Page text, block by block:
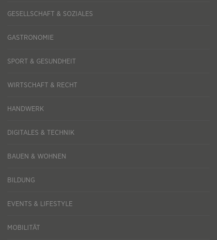
GESELLSCHAFT & SOZIALES
GASTRONOMIE
SPORT & GESUNDHEIT
WIRTSCHAFT & RECHT
HANDWERK
DIGITALES & TECHNIK
BAUEN & WOHNEN
BILDUNG
EVENTS & LIFESTYLE
MOBILITÄT